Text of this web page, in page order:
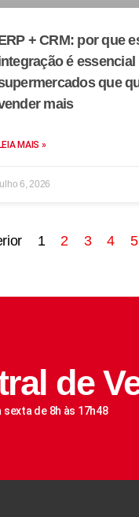
+ CRM: por que
é essencial
que
mais
LEIA MAIS »
6, 2026
1 2 3 4 5
de
sexta de 8h às 17h48